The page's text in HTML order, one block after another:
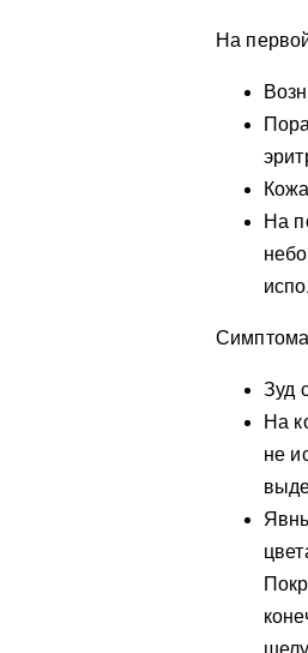
На
На
Зуд
На
не